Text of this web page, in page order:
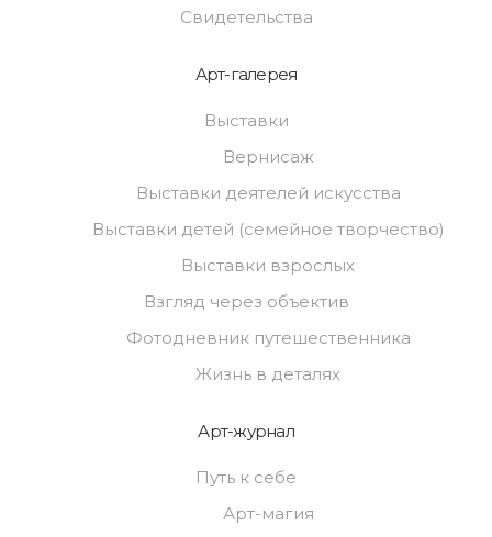
Свидетельства
Арт-галерея
Выставки
Вернисаж
Выставки деятелей искусства
Выставки детей (семейное творчество)
Выставки взрослых
Взгляд через объектив
Фотодневник путешественника
Жизнь в деталях
Арт-журнал
Путь к себе
Арт-магия